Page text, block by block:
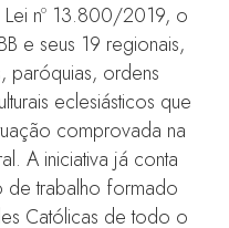
nº 13.800/2019, o
e seus 19 regionais,
paróquias, ordens
eclesiásticos que
comprovada na
A iniciativa já conta
trabalho formado
Católicas de todo o